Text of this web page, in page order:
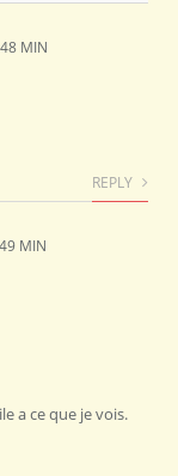
MIN
REPLY
MIN
a ce que je vois.